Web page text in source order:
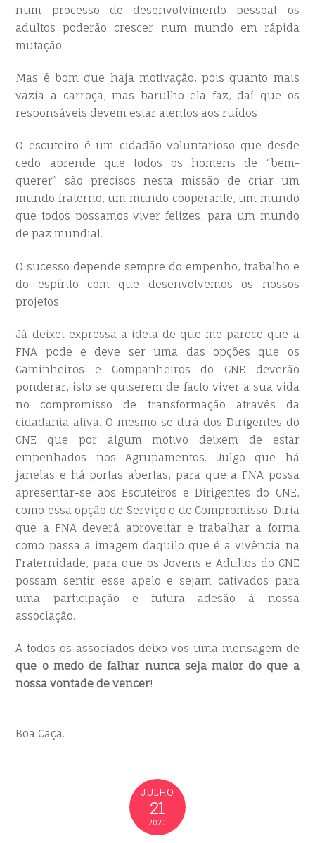
num processo de desenvolvimento pessoal os
adultos poderão crescer num mundo em rápida
mutação.
Mas é bom que haja motivação, pois quanto mais
vazia a carroça, mas barulho ela faz, daí que os
responsáveis devem estar atentos aos ruídos
O escuteiro é um cidadão voluntarioso que desde
cedo aprende que todos os homens de “bem-
querer” são precisos nesta missão de criar um
mundo fraterno, um mundo cooperante, um mundo
que todos possamos viver felizes, para um mundo
de paz mundial.
O sucesso depende sempre do empenho, trabalho e
do espírito com que desenvolvemos os nossos
projetos
Já deixei expressa a ideia de que me parece que a
FNA pode e deve ser uma das opções que os
Caminheiros e Companheiros do CNE deverão
ponderar, isto se quiserem de facto viver a sua vida
no compromisso de transformação através da
cidadania ativa. O mesmo se dirá dos Dirigentes do
CNE que por algum motivo deixem de estar
empenhados nos Agrupamentos. Julgo que há
janelas e há portas abertas, para que a FNA possa
apresentar-se aos Escuteiros e Dirigentes do CNE,
como essa opção de Serviço e de Compromisso. Diria
que a FNA deverá aproveitar e trabalhar a forma
como passa a imagem daquilo que é a vivência na
Fraternidade, para que os Jovens e Adultos do CNE
possam sentir esse apelo e sejam cativados para
uma participação e futura adesão à nossa
associação.
A todos os associados deixo vos uma mensagem de
que o medo de falhar nunca seja maior do que a
nossa vontade de vencer!
Boa Caça.
JULHO
21
2020